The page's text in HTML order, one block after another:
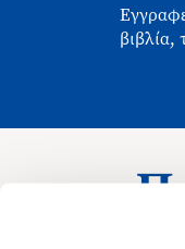
βιβλία,